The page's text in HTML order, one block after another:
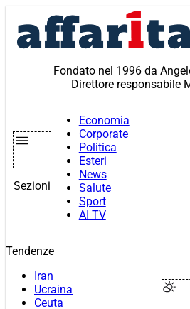
contenuto
Fondato nel 1996 da
Direttore responsabile
Sezioni
Economia
Corporate
Politica
Esteri
News
Salute
Sport
AI TV
Tendenze
Iran
Ucraina
Ceuta